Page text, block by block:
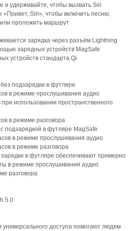
и удерживайте, чтобы вызвать Siri
«Привет, Siri», чтобы включить песню,
проложить маршрут
зарядка через разъём Lightning
зарядных устройств MagSafe
устройств стандарта Qi
подзарядки в футляре
в режиме прослушивания аудио
при использовании пространственного
в режиме разговора
подзарядкой в футляре MagSafe
в режиме прослушивания аудио
в режиме разговора
в футляре обеспечивают примерно
в режиме прослушивания аудио
разговора
5.0
универсального доступа помогают людям